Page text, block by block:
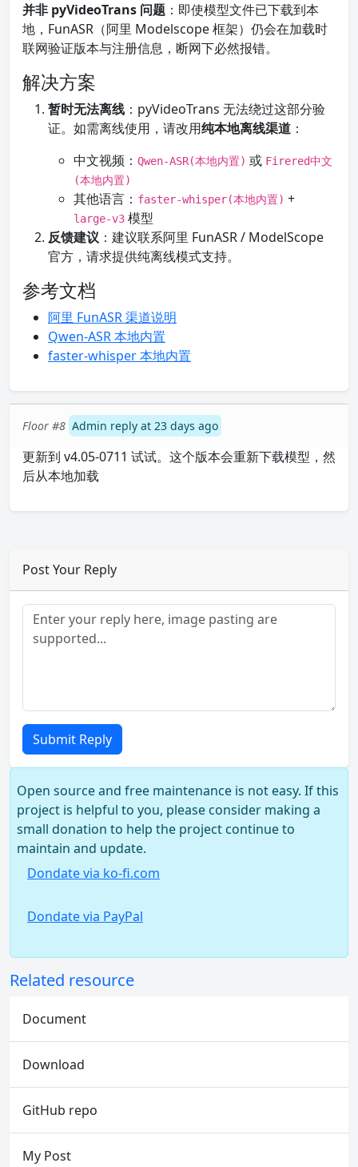
并非 pyVideoTrans 问题 ：即使模型文件已下载到本
地，FunASR（阿里 Modelscope 框架）仍会在加载时
联网验证版本与注册信息，断网下必然报错。
解决方案
暂时无法离线 ：pyVideoTrans 无法绕过这部分验
证。如需离线使用，请改用纯本地离线渠道 ：
中文视频： Qwen-ASR(本地内置) 或 Firered中文
(本地内置)
其他语言： faster-whisper(本地内置) +
large-v3 模型
反馈建议 ：建议联系阿里 FunASR / ModelScope
官方，请求提供纯离线模式支持。
参考文档
阿里 FunASR 渠道说明
Qwen-ASR 本地内置
faster-whisper 本地内置
Floor #8 Admin reply at 23 days ago
更新到 v4.05-0711 试试。这个版本会重新下载模型，然
后从本地加载
Post Your Reply
Submit Reply
Open source and free maintenance is not easy. If this
project is helpful to you, please consider making a
small donation to help the project continue to
maintain and update.
Dondate via ko-fi.com
Dondate via PayPal
Related resource
Document
Download
GitHub repo
My Post